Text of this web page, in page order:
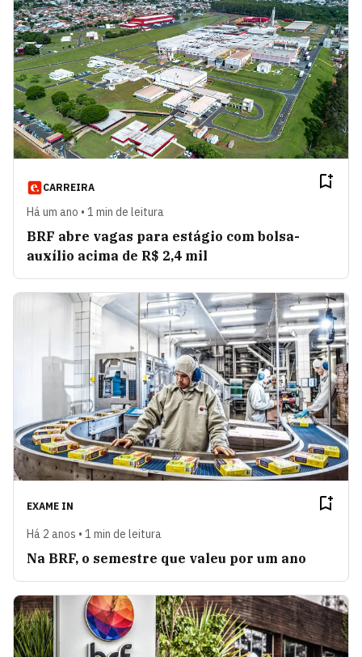
CARREIRA
Há um ano • 1 min de leitura
BRF abre vagas para estágio com bolsa-
auxílio acima de R$ 2,4 mil
EXAME IN
Há 2 anos • 1 min de leitura
Na BRF, o semestre que valeu por um ano